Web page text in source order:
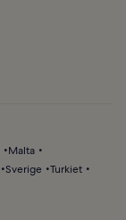
Malta
Sverige Turkiet